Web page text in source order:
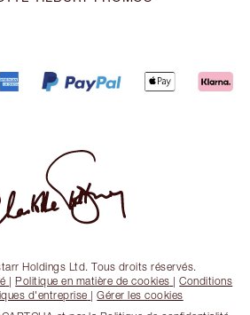
Holdings Ltd. Tous droits réservés.
|Politique en matière de cookies |Conditions
d'entreprise |Gérer les cookies